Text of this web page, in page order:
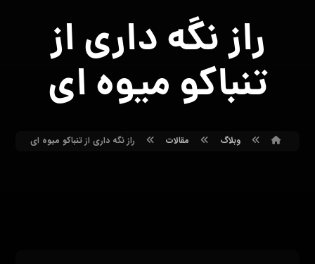
راز نگه داری از
تنباکو میوه‌ ای
وبلاگ مقالات راز نگه داری از تنباکو میوه‌ ای